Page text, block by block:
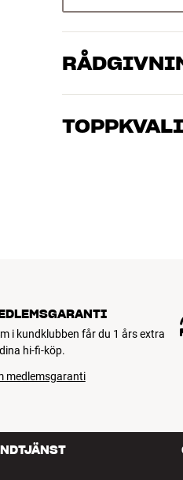
Våra medarbetare är
just dig och din budget
i kundklubben får du 1 års extra
hi-fi-köp.
medlemsgaranti